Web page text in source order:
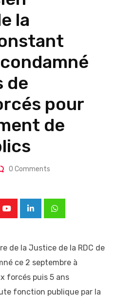
la
de
pour
de
0 Comments
LinkedInWhatsapp
de la Justice de la RDC de
ce 2 septembre à
forcés puis 5 ans
fonction publique par la